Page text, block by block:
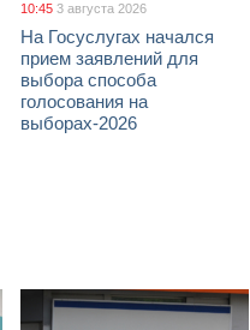
10:45 3 августа 2026
На Госуслугах начался
прием заявлений для
выбора способа
голосования на
выборах-2026